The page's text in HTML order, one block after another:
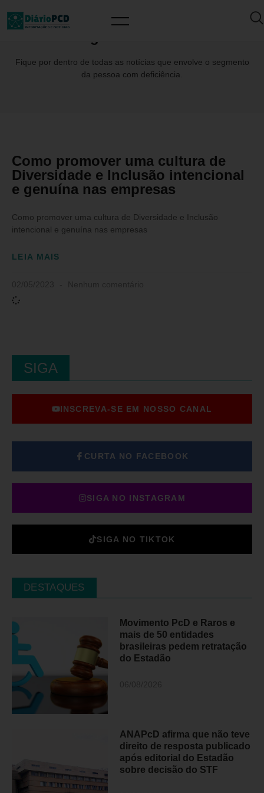
Fique por dentro de todas as notícias que envolve o segmento
da pessoa com deficiência.
Como promover uma cultura de
Diversidade e Inclusão intencional
e genuína nas empresas
Como promover uma cultura de Diversidade e Inclusão
intencional e genuína nas empresas
LEIA MAIS
SIGA
INSCREVA-SE EM NOSSO CANAL
CURTA NO FACEBOOK
SIGA NO INSTAGRAM
SIGA NO TIKTOK
DESTAQUES
Movimento PcD e Raros e
mais de 50 entidades
brasileiras pedem retratação
do Estadão
ANAPcD afirma que não teve
direito de resposta publicado
após editorial do Estadão
sobre decisão do STF